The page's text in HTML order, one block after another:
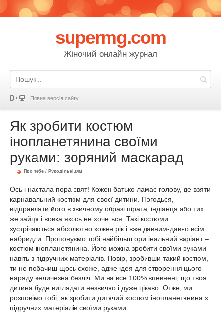
supermg.com
Жіночий онлайн журнал
Повна версія сайту
Як зробити костюм
інопланетянина своїми
руками: зоряний маскарад
Про тебе / Рукодільніцям
Ось і настала пора свят! Кожен батько ламає голову, де взяти
карнавальний костюм для своєї дитини. Погодься,
відправляти його в звичному образі пірата, індіанця або тих
же зайця і вовка якось не хочеться. Такі костюми
зустрічаються абсолютно кожен рік і вже давним-давно всім
набридли. Пропонуємо тобі найбільш оригінальний варіант –
костюм інопланетянина. Його можна зробити своїми руками
навіть з підручних матеріалів. Повір, зробивши такий костюм,
ти не побачиш щось схоже, адже ідея для створення цього
наряду величезна безліч. Ми на все 100% впевнені, що твоя
дитина буде виглядати незвично і дуже цікаво. Отже, ми
розповімо тобі, як зробити дитячий костюм інопланетянина з
підручних матеріалів своїми руками.